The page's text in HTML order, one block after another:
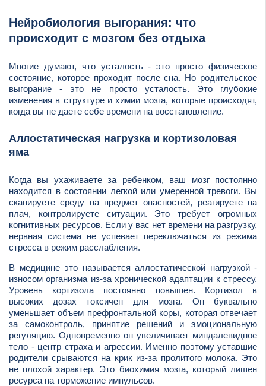
Нейробиология выгорания: что
происходит с мозгом без отдыха
Многие думают, что усталость - это просто физическое
состояние, которое проходит после сна. Но родительское
выгорание - это не просто усталость. Это глубокие
изменения в структуре и химии мозга, которые происходят,
когда вы не даете себе времени на восстановление.
Аллостатическая нагрузка и кортизоловая
яма
Когда вы ухаживаете за ребенком, ваш мозг постоянно
находится в состоянии легкой или умеренной тревоги. Вы
сканируете среду на предмет опасностей, реагируете на
плач, контролируете ситуации. Это требует огромных
когнитивных ресурсов. Если у вас нет времени на разгрузку,
нервная система не успевает переключаться из режима
стресса в режим расслабления.
В медицине это называется аллостатической нагрузкой -
износом организма из-за хронической адаптации к стрессу.
Уровень кортизола постоянно повышен. Кортизол в
высоких дозах токсичен для мозга. Он буквально
уменьшает объем префронтальной коры, которая отвечает
за самоконтроль, принятие решений и эмоциональную
регуляцию. Одновременно он увеличивает миндалевидное
тело - центр страха и агрессии. Именно поэтому уставшие
родители срываются на крик из-за пролитого молока. Это
не плохой характер. Это биохимия мозга, который лишен
ресурса на торможение импульсов.